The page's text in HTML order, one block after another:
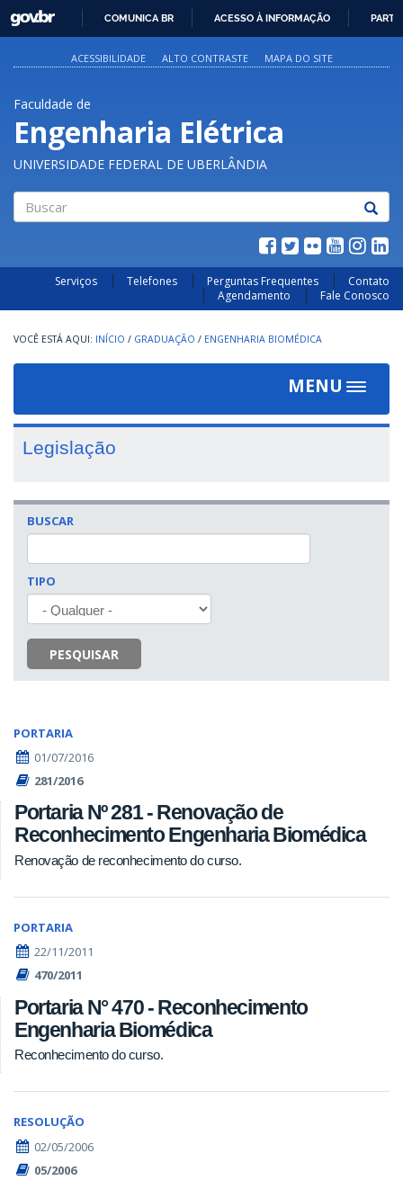
PARA
O
GOVBR
COMUNICA BR ACESSO À INFORMAÇÃO
ACESSIBILIDADE ALTO CONTRASTE MAPA DO SITE
Faculdade de
Engenharia Elétrica
UNIVERSIDADE FEDERAL DE UBERLÂNDIA
Serviços Telefones Perguntas Frequentes
Contato
Agendamento
Fale Conosco
INÍCIO / GRADUAÇÃO / ENGENHARIA BIOMÉDICA
MENU
Toggle
Legislação
BUSCAR
TIPO
PESQUISAR
PORTARIA
01/07/2016
281/2016
Portaria Nº 281 - Renovação de
Reconhecimento Engenharia Biomédica
Renovação de reconhecimento do curso.
PORTARIA
22/11/2011
470/2011
Portaria N° 470 - Reconhecimento
Engenharia Biomédica
Reconhecimento do curso.
RESOLUÇÃO
02/05/2006
05/2006